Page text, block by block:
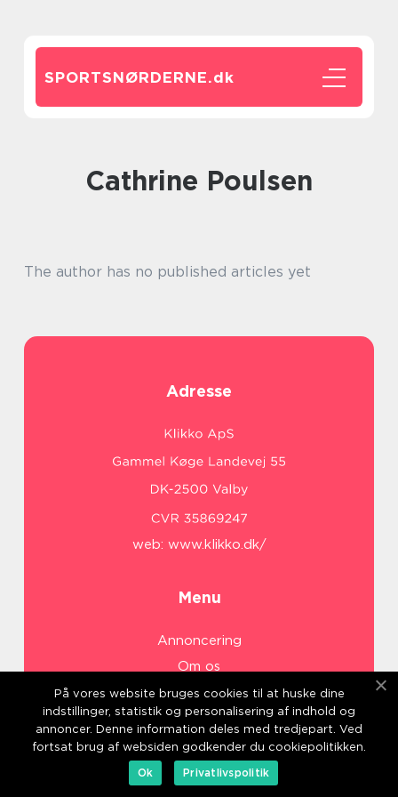
SPORTSNØRDERNE.dk
Cathrine Poulsen
The author has no published articles yet
Adresse
web: www.klikko.dk/
Menu
Annoncering
Om os
Cookies
Kontakt os
Sitemap
På vores website bruges cookies til at huske dine
indstillinger, statistik og personalisering af indhold og
annoncer. Denne information deles med tredjepart. Ved
fortsat brug af websiden godkender du cookiepolitikken.
Ok
Privatlivspolitik